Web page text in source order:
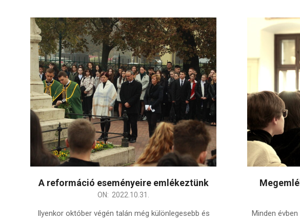
A reformáció eseményeire emlékeztünk
ON: 2022.10.31.
Ilyenkor október végén talán még különlegesebb és
Minden